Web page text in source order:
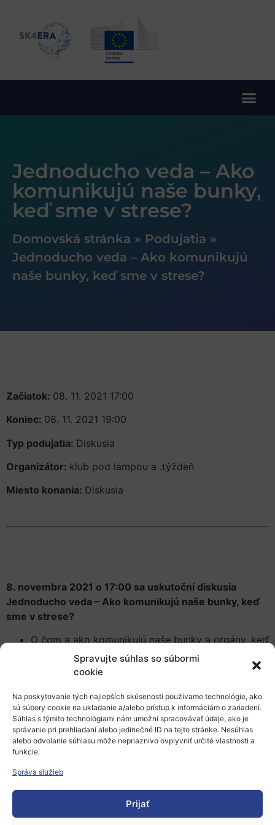
Spravujte súhlas so súbormi
cookie
Na poskytovanie tých najlepších skúseností používame technológie, ako
sú súbory cookie na ukladanie a/alebo prístup k informáciám o zariadení.
Súhlas s týmito technológiami nám umožní spracovávať údaje, ako je
správanie pri prehliadaní alebo jedinečné ID na tejto stránke. Nesúhlas
alebo odvolanie súhlasu môže nepriaznivo ovplyvniť určité vlastnosti a
funkcie.
Správa služieb
Prijať
Jednoducho veda – Ako
komunikujú naše bunky,
keď sme v strese?
Domovská stránka » Podujatia »
Jednoducho veda – Ako komunikujú
naše bunky, keď sme v strese?
Začiatok: 08. 11. 2021 17:00
Koniec: 08. 11. 2021 19:00
Typ podujatia: Diskusia
Organizátor: klub pod lampou a .týždeň
Miesto konania: Diskusia
8. novembra 2021 o 17:00 sa uskutoční diskusia
Jednoducho veda – Ako komunikujú naše bunky, keď
sme v strese?
O čom a ako komunikujú naše bunky a orgány, keď
hladujeme, mrzneme, alebo cvičíme?
A čo sa s nimi deje, ak prijímame dlhodobo viac
Naozaj je pohyb najlepší liek?
O týchto ale aj ďalších otázkach sa budeme rozprávať
finalistomESET Science Award 2021v kategórii
Výnimočná osobnosť slovenskej vedy,
Ukropcom z Ústavu experimentálnej endokrinológie